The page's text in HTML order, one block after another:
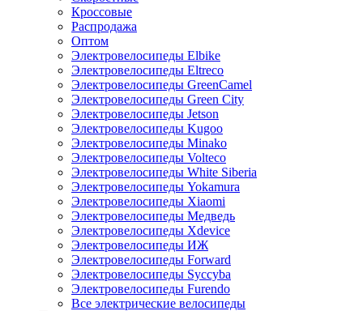
Кроссовые
Распродажа
Оптом
Электровелосипеды Elbike
Электровелосипеды Eltreco
Электровелосипеды GreenCamel
Электровелосипеды Green City
Электровелосипеды Jetson
Электровелосипеды Kugoo
Электровелосипеды Minako
Электровелосипеды Volteco
Электровелосипеды White Siberia
Электровелосипеды Yokamura
Электровелосипеды Xiaomi
Электровелосипеды Медведь
Электровелосипеды Xdevice
Электровелосипеды ИЖ
Электровелосипеды Forward
Электровелосипеды Syccyba
Электровелосипеды Furendo
Все электрические велосипеды